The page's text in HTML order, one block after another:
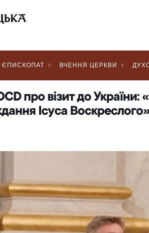
ЄПИСКОПАТ ВЧЕННЯ ЦЕРКВИ
про візит до України:
Ісуса Воскреслого»